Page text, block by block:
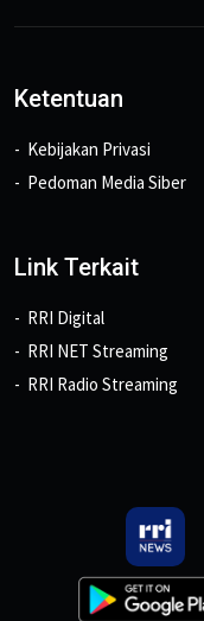
Ketentuan
Kebijakan Privasi
Pedoman Media Siber
Link Terkait
RRI Digital
RRI NET Streaming
RRI Radio Streaming